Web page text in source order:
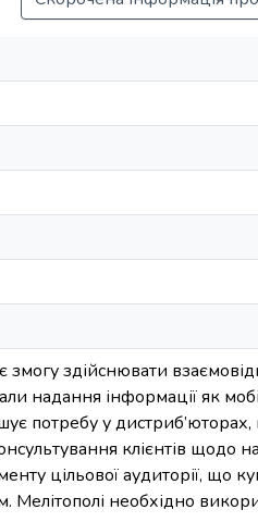
змогу здійснювати
надання інформації як
потребу у
клієнтів щодо
цільової аудиторії, що
Мелітополі необхідно